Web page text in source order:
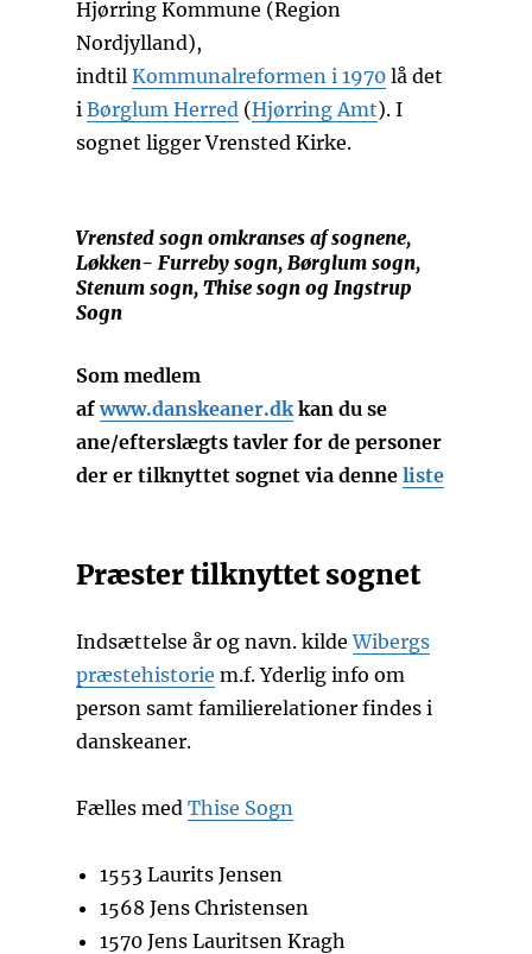
Hjørring Kommune (Region
Nordjylland),
indtil Kommunalreformen i 1970lå det
i Børglum Herred(Hjørring Amt). I
sognet ligger Vrensted Kirke.
Vrensted sogn omkranses af sognene,
Løkken- Furreby sogn, Børglum sogn,
Stenum sogn, Thise sogn og Ingstrup
Sogn
Som medlem
afwww.danskeaner.dkkan du se
ane/efterslægts tavler for de personer
der er tilknyttet sognet via denne liste
Præster tilknyttet sognet
Indsættelse år og navn. kildeWibergs
præstehistorie m.f. Yderlig info om
person samt familierelationer findes i
danskeaner.
Fælles med Thise Sogn
1553 Laurits Jensen
1568 Jens Christensen
1570 Jens Lauritsen Kragh